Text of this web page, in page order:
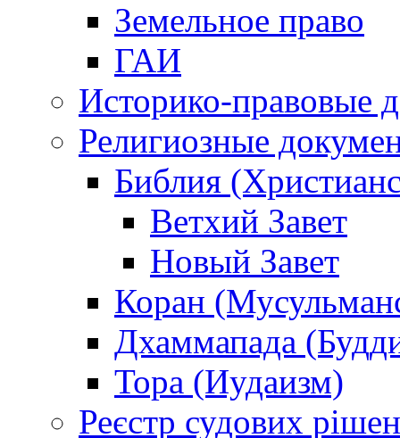
Земельное право
ГАИ
Историко-правовые
Религиозные
Библия
Ветхий Завет
Новый Завет
Коран
Дхаммапада
Тора (Иудаизм)
Реєстр судових